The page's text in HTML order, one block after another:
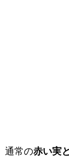
通常の赤い実